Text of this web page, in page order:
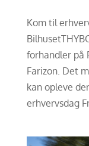
Kom til
forhandler på
Farizon. Det
kan opleve
erhvervsdag